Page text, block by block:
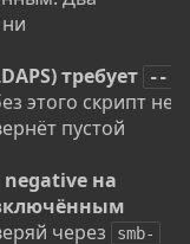
требует
--
этого скрипт не
пустой
negative на
через
smb-